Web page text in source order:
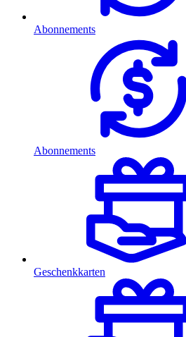
Abonnements
Abonnements
Geschenkkarten